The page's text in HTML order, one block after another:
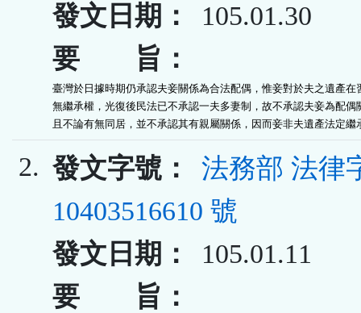
發文日期：
105.01.30
要 旨：
臺灣於日據時期仍承認夫妾關係為合法配偶，惟妾對於夫之遺產在
無繼承權，光復後民法已不承認一夫多妻制，故不承認夫妾為配偶
且不論有無同居，並不承認其有親屬關係，因而妾非夫遺產法定繼
2. 發文字號：
法務部 法律
10403516610 號
發文日期：
105.01.11
要 旨：